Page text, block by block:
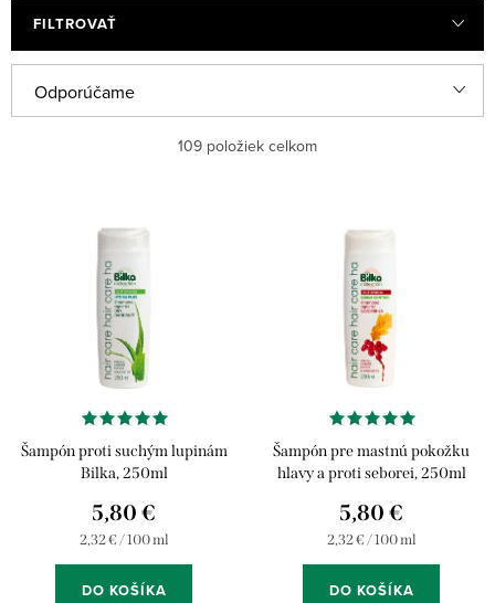
FILTROVAŤ
a
d
Odporúčame
Abecedne
109 položiek celkom
o
Šampón proti suchým lupinám
Bilka, 250ml
5,80 €
Jednotková
cena:
2,32 € / 100 ml
DO KOŠÍKA
Šampón pre mastnú pokožku
hlavy a proti seborei, 250ml
5,80 €
Jednotková
cena:
2,32 € / 100 ml
DO KOŠÍKA